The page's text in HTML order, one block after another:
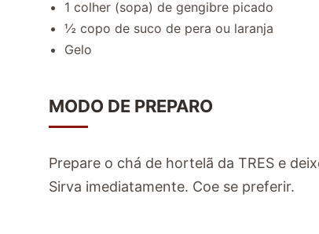
1 colher (sopa) de gengibre picado
½ copo de suco de pera ou laranja
Gelo
MODO DE PREPARO
Prepare o chá de hortelã da TRES e
Sirva imediatamente. Coe se preferir.